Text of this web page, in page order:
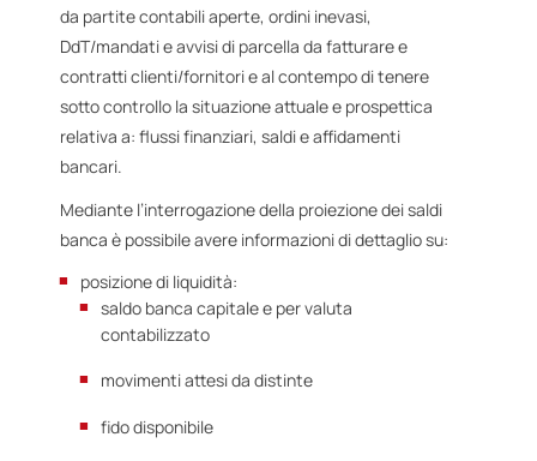
da partite contabili aperte, ordini inevasi,
DdT/mandati e avvisi di parcella da fatturare e
contratti clienti/fornitori e al contempo di tenere
sotto controllo la situazione attuale e prospettica
relativa a: flussi finanziari, saldi e affidamenti
bancari.
Mediante l’interrogazione della proiezione dei saldi
banca è possibile avere informazioni di dettaglio su:
posizione di liquidità:
saldo banca capitale e per valuta
contabilizzato
movimenti attesi da distinte
fido disponibile